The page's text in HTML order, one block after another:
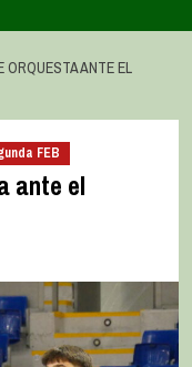
ORQUESTA ANTE EL
FEB
ante el